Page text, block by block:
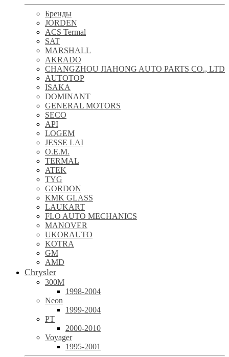
Бренды
JORDEN
ACS Termal
SAT
MARSHALL
AKRADO
CHANGZHOU JIAHONG AUTO PARTS CO., LTD
AUTOTOP
ISAKA
DOMINANT
GENERAL MOTORS
SECO
API
LOGEM
JESSE LAI
O.E.M.
TERMAL
ATEK
TYG
GORDON
KMK GLASS
LAUKART
FLO AUTO MECHANICS
MANOVER
UKORAUTO
KOTRA
GM
AMD
Chrysler
300M
1998-2004
Neon
1999-2004
PT
2000-2010
Voyager
1995-2001